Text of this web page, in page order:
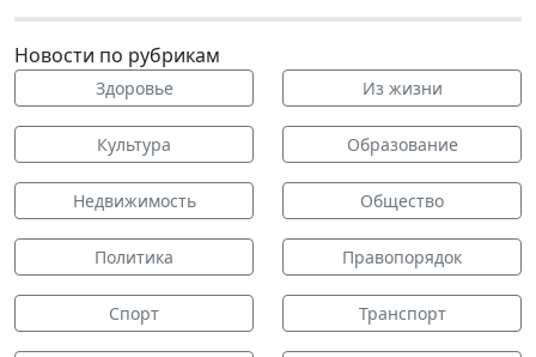
Новости по рубрикам
Здоровье Из жизни
Культура Образование
Недвижимость Общество
Политика Правопорядок
Спорт Транспорт